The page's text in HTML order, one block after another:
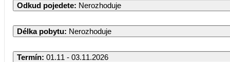
Odkud pojedete: Nerozhoduje
Délka pobytu: Nerozhoduje
Termín: 01.11 - 03.11.2026